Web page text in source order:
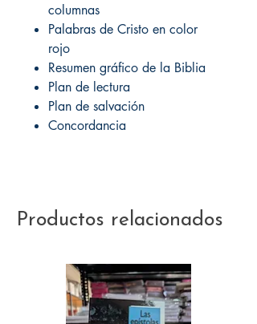
columnas
Palabras de Cristo en color
rojo
Resumen gráfico de la Biblia
Plan de lectura
Plan de salvación
Concordancia
Productos relacionados